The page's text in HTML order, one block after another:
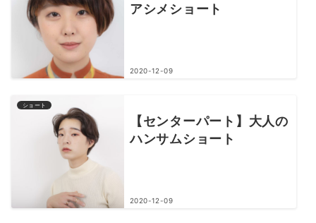
アシメショート
2020-12-09
ショート
【センターパート】大人の
ハンサムショート
2020-12-09